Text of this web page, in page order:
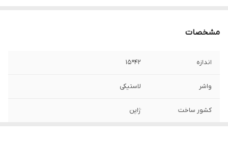
مشخصات
اندازه 42*15
واشر لاستیکی
کشور ساخت ژاپن